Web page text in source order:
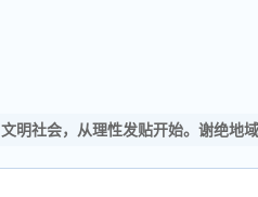
文明社会，从理性发贴开始。谢绝地